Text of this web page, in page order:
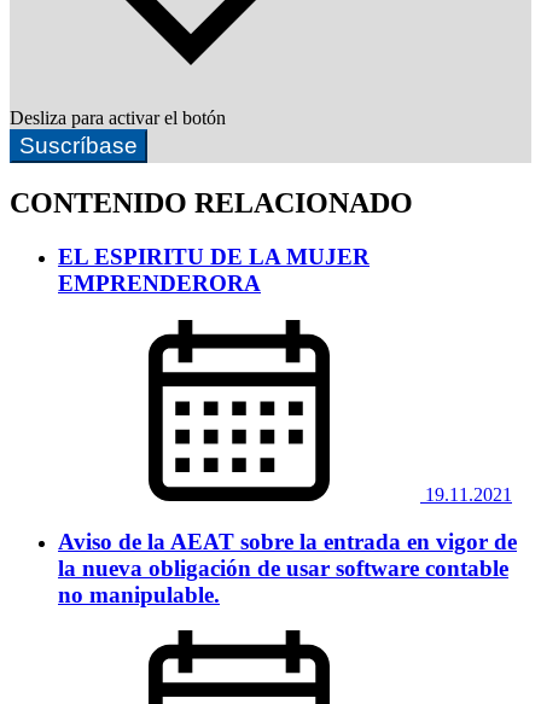
Desliza para activar el botón
Suscríbase
CONTENIDO RELACIONADO
EL ESPIRITU DE LA MUJER
EMPRENDERORA
19.11.2021
Aviso de la AEAT sobre la entrada en vigor de
la nueva obligación de usar software contable
no manipulable.